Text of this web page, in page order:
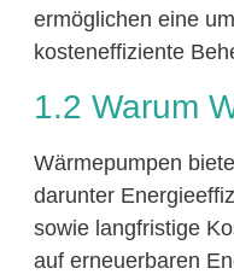
ermöglichen eine
kosteneffiziente
1.2 Warum
Wärmepumpen
darunter
sowie langfristige
auf erneuerbaren